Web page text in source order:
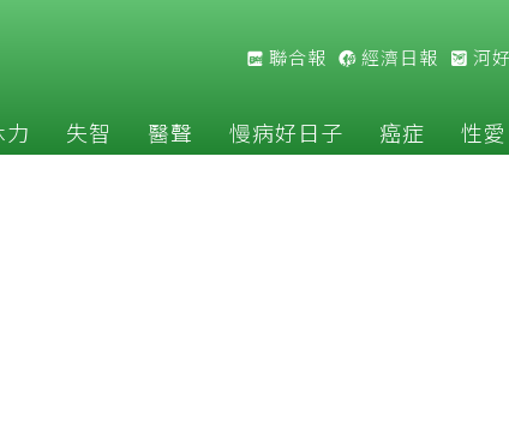
聯合報 經濟日報 河
力 失智 醫聲 慢病好日子 癌症 性愛